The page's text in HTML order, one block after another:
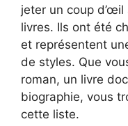
jeter un coup d’œil
livres. Ils ont été
et représentent
de styles. Que
roman, un livre
biographie, vous
cette liste.